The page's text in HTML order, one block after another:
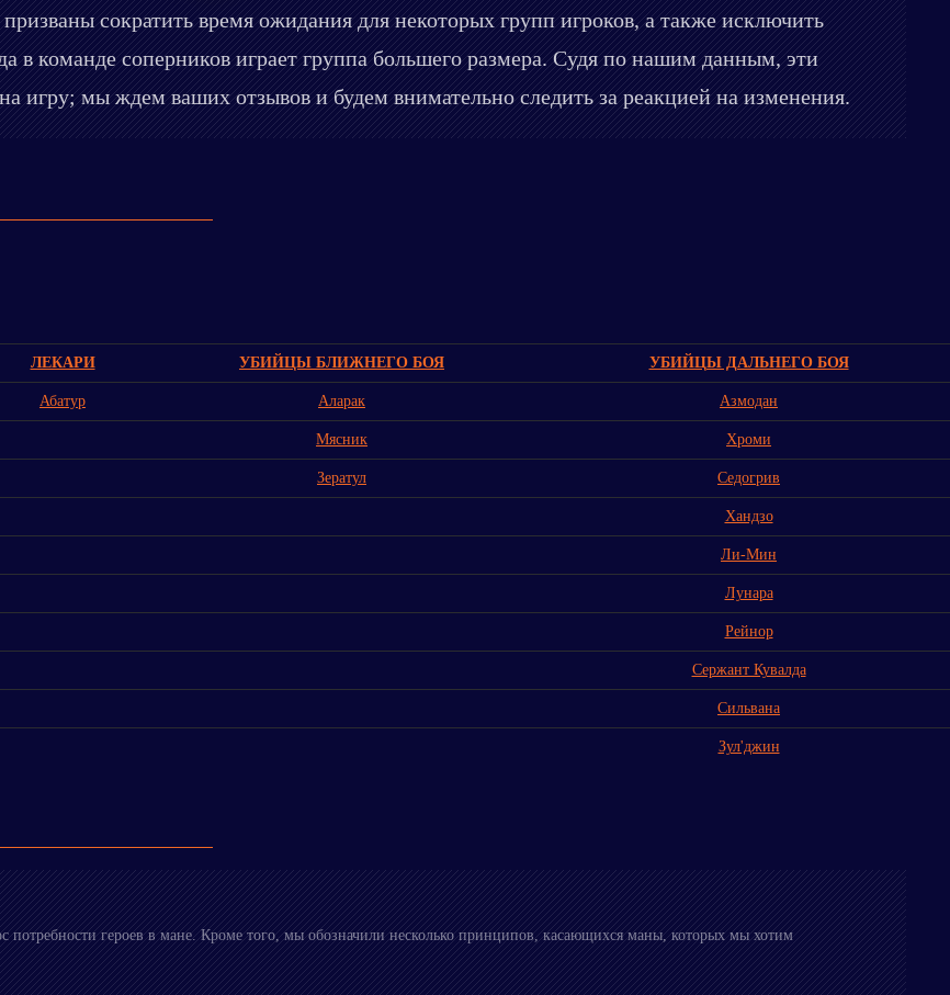
сократить время ожидания для некоторых групп игроков, а также исключить
в команде соперников играет группа большего размера. Судя по нашим данным, эти
игру; мы ждем ваших отзывов и будем внимательно следить за реакцией на изменения.
ЛЕКАРИ УБИЙЦЫ БЛИЖНЕГО БОЯ УБИЙЦЫ ДАЛЬНЕГО БОЯ
Абатур Аларак Азмодан
Мясник Хроми
Зератул Седогрив
Хандзо
Ли-Мин
Лунара
Рейнор
Сержант Кувалда
Сильвана
Зул'джин
потребности героев в мане. Кроме того, мы обозначили несколько принципов, касающихся маны, которых мы хотим